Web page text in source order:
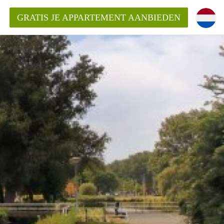
in Den Haag?
DenHaag?
GRATIS JE APPARTEMENT AANBIEDEN